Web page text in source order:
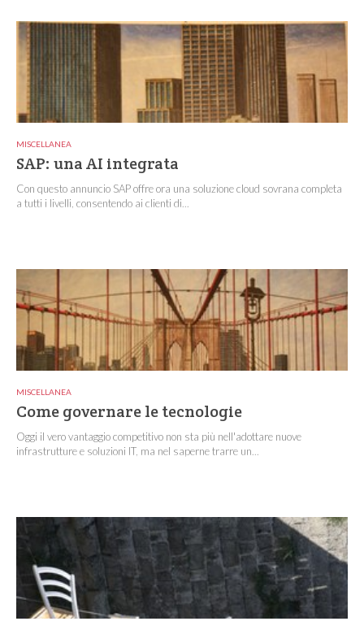
MISCELLANEA
SAP: una AI integrata
Con questo annuncio SAP offre ora una soluzione cloud sovrana completa
a tutti i livelli, consentendo ai clienti di...
MISCELLANEA
Come governare le tecnologie
Oggi il vero vantaggio competitivo non sta più nell'adottare nuove
infrastrutture e soluzioni IT, ma nel saperne trarre un...